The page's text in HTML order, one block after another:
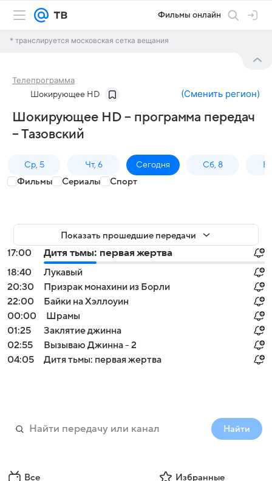
Фильмы онлайн
* транслируется московская сетка вещания
Телепрограмма
Шокирующее HD (Сменить регион)
Шокирующее HD – программа передач
– Тазовский
Ср, 5 Чт, 6 Сегодня Сб, 8
Фильмы Сериалы Спорт
Показать прошедшие передачи
17:00
Дитя тьмы: первая жертва
18:40
Лукавый
20:30
Призрак монахини из Борли
22:00
Байки на Хэллоуин
00:00
Шрамы
01:25
Заклятие джинна
02:55
Вызываю Джинна - 2
04:05
Дитя тьмы: первая жертва
Найти
Все Избранные